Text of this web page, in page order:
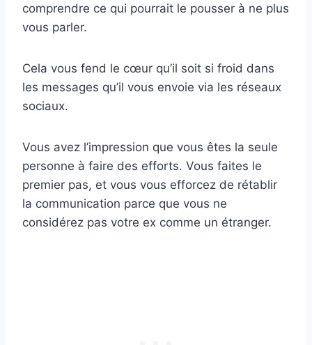
comprendre ce qui pourrait le pousser à ne plus
vous parler.
Cela vous fend le cœur qu’il soit si froid dans
les messages qu’il vous envoie via les réseaux
sociaux.
Vous avez l’impression que vous êtes la seule
personne à faire des efforts. Vous faites le
premier pas, et vous vous efforcez de rétablir
la communication parce que vous ne
considérez pas votre ex comme un étranger.